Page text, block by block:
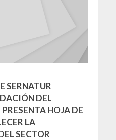
SERNATUR
DEL
HOJA DE
LA
SECTOR